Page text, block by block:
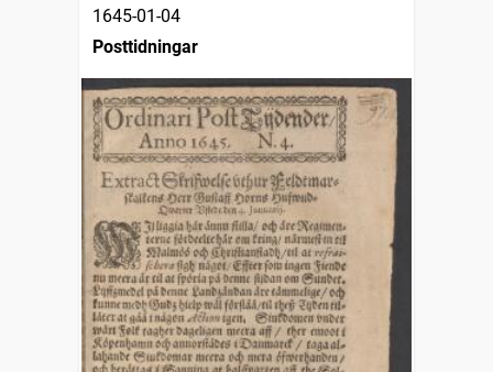
1645-01-04
Posttidningar